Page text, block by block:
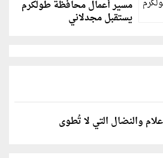
مسير أعمال محافظة طولكرم
يستقبل مجدلاني
والنضال التي لا تُطوى